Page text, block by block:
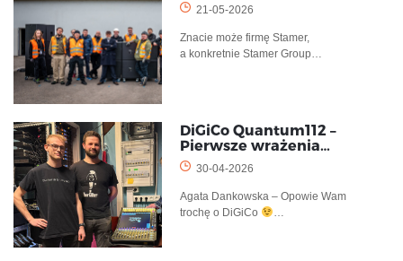
21-05-2026
Znacie może firmę Stamer,
a konkretnie Stamer Group…
DiGiCo Quantum112 –
Pierwsze wrażenia…
30-04-2026
Agata Dankowska – Opowie Wam
trochę o DiGiCo
…